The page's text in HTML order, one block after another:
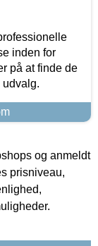
inden for
på at finde de
udvalg.
og anmeldt
prisniveau,